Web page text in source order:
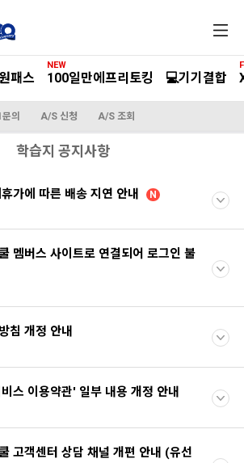
메
패스 100일만에프리토킹
NEW
💻기기결합
의 A/S 신청 A/S 조회
학습지 공지사항
가에 따른 배송 지연 안내
N
멤버스 사이트로 연결되어 로그인 불
침 개정 안내
스 이용약관' 일부 내용 개정 안내
고객센터 상담 채널 개편 안내 (유선